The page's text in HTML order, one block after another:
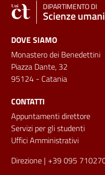
DIPARTIMENTO DI
Scienze
DOVE SIAMO
Monastero dei Benedettini
Piazza Dante, 32
95124 - Catania
CONTATTI
Appuntamenti direttore
Servizi per gli studenti
Uffici Amministrativi
Direzione | +39 095